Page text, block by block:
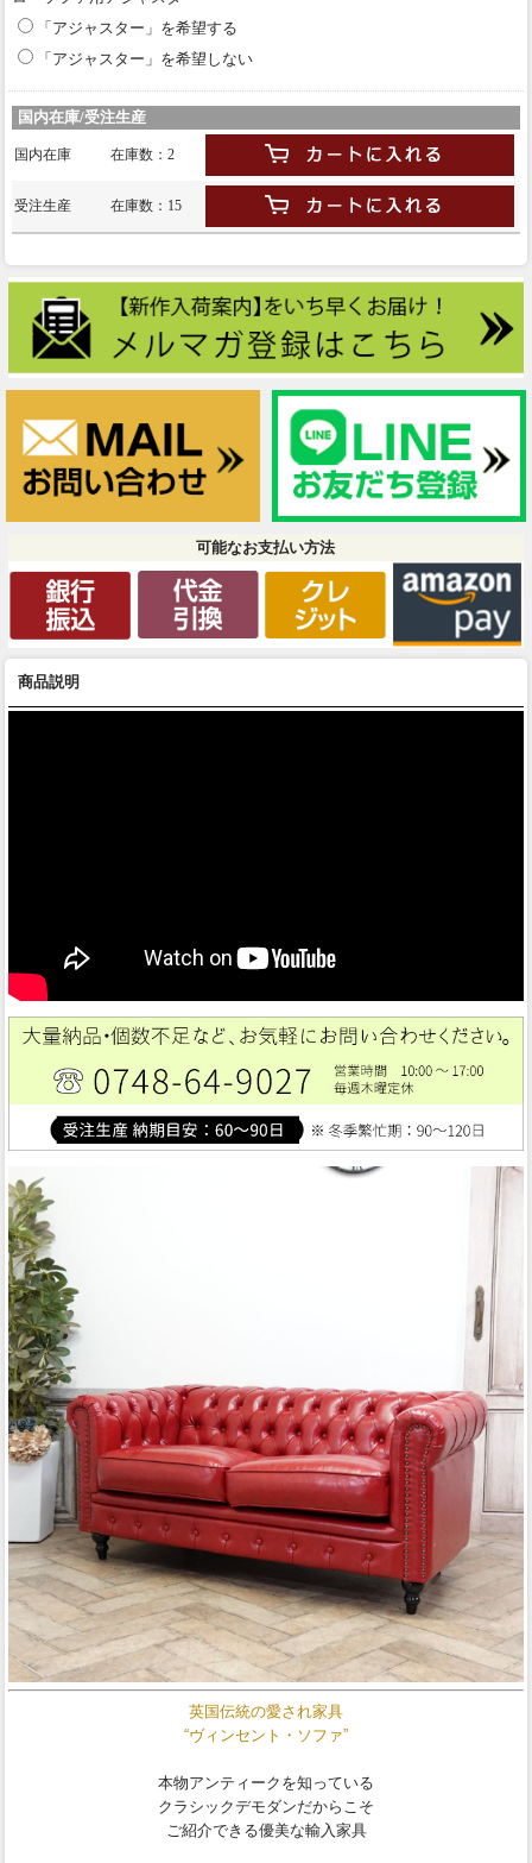
「アジャスター」を希望する
「アジャスター」を希望しない
国内在庫/受注生産
国内在庫 在庫数：2
受注生産 在庫数：15
可能なお支払い方法
商品説明
英国伝統の愛され家具
“ヴィンセント・ソファ”
本物アンティークを知っている
クラシックデモダンだからこそ
ご紹介できる優美な輸入家具